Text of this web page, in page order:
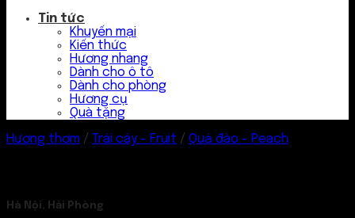
Tin tức
Khuyến mại
Kiến thức
Hương nhang
Dành cho ô tô
Dành cho phòng
Hương cụ
Quà tặng
Hương thơm / Trái cây - Fruit / Quả đào - Peach
Hà Nội, Hải Phòng